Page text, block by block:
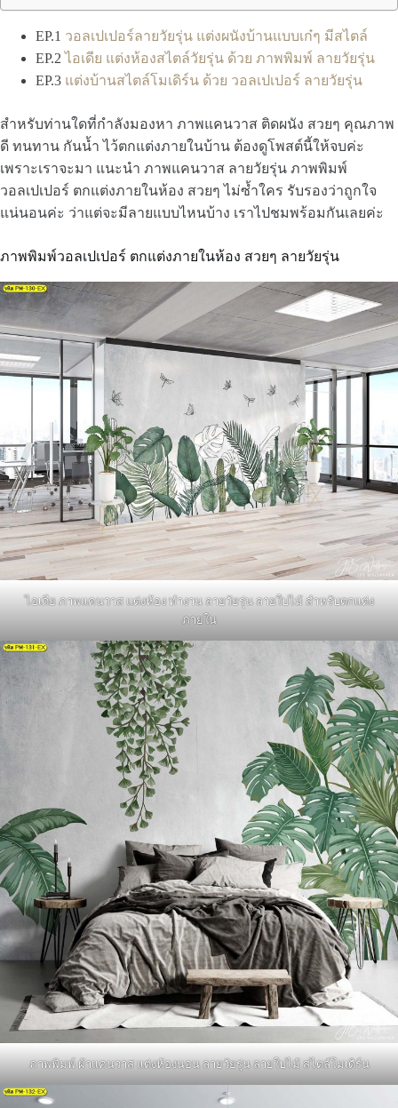
EP.1 วอลเปเปอร์ลายวัยรุ่น แต่งผนังบ้านแบบเก๋ๆ มีสไตล์
EP.2ไอเดีย แต่งห้องสไตล์วัยรุ่น ด้วย ภาพพิมพ์ ลายวัยรุ่น
EP.3 แต่งบ้านสไตล์โมเดิร์น ด้วย วอลเปเปอร์ ลายวัยรุ่น
สำหรับท่านใดที่กำลังมองหา ภาพแคนวาส ติดผนัง สวยๆ คุณภาพ
ดี ทนทาน กันน้ำ ไว้ตกแต่งภายในบ้าน ต้องดูโพสต์นี้ให้จบค่ะ
เพราะเราจะมา แนะนำ ภาพแคนวาส ลายวัยรุ่น ภาพพิมพ์
วอลเปเปอร์ ตกแต่งภายในห้อง สวยๆ ไม่ซ้ำใคร รับรองว่าถูกใจ
แน่นอนค่ะ ว่าแต่จะมีลายแบบไหนบ้าง เราไปชมพร้อมกันเลยค่ะ
ภาพพิมพ์วอลเปเปอร์ ตกแต่งภายในห้อง สวยๆ ลายวัยรุ่น
ไอเดีย ภาพแคนวาส แต่งห้อง ทำงาน ลายวัยรุ่น ลายใบไม้ สำหรับตกแต่ง
ภายใน
ภาพพิมพ์ ผ้าแคนวาส แต่งห้องนอน ลายวัยรุ่น ลายใบไม้ สไตล์โมเดิร์น